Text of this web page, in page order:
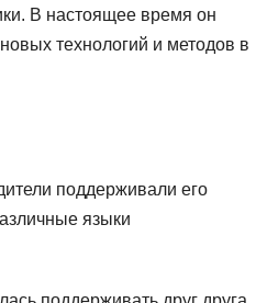
В настоящее время он
технологий и методов в
поддерживали его
языки